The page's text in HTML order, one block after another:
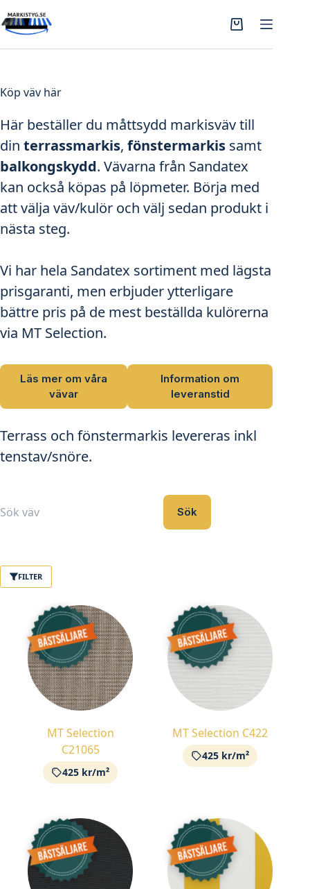
till
Varukorg
Köp väv här
Här beställer du måttsydd markisväv till
din terrassmarkis, fönstermarkis samt
balkongskydd. Vävarna från Sandatex
kan också köpas på löpmeter. Börja med
att välja väv/kulör och välj sedan produkt i
nästa steg.
Vi har hela Sandatex sortiment med lägsta
prisgaranti, men erbjuder ytterligare
bättre pris på de mest beställda kulörerna
via MT Selection.
Läs mer om våra
vävar
Information om
leveranstid
Terrass och fönstermarkis levereras inkl
tenstav/snöre.
Sök
FILTER
MT Selection
C21065
425 kr/m²
MT Selection C422
425 kr/m²